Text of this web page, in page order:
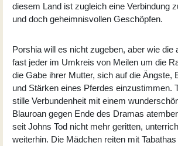
diesem Land ist zugleich eine Verbindung
und doch geheimnisvollen Geschöpfen.
Porshia will es nicht zugeben, aber wie die
fast jeder im Umkreis von Meilen um die
die Gabe ihrer Mutter, sich auf die Ängste,
und Stärken eines Pferdes einzustimmen.
stille Verbundenheit mit einem
Blauroan gegen Ende des Dramas
seit Johns Tod nicht mehr geritten,
weiterhin. Die Mädchen reiten mit